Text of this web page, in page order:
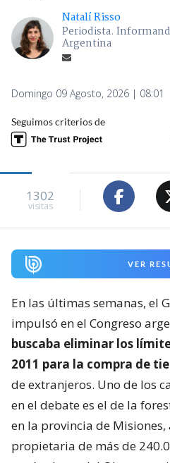
Natalí Risso
Periodista.
Argentina
Domingo 09 Agosto, 2026 | 08:01
Seguimos criterios de
1302
visitas
VER
En las últimas semanas, el
impulsó en el Congreso
buscaba eliminar los
2011 para la compra de
de extranjeros. Uno de los
en el debate es el de la
en la provincia de
propietaria de más de